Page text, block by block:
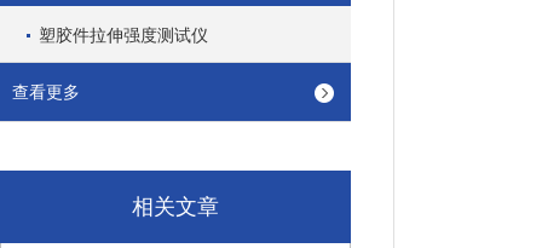
塑胶件拉伸强度测试仪
查看更多
相关文章